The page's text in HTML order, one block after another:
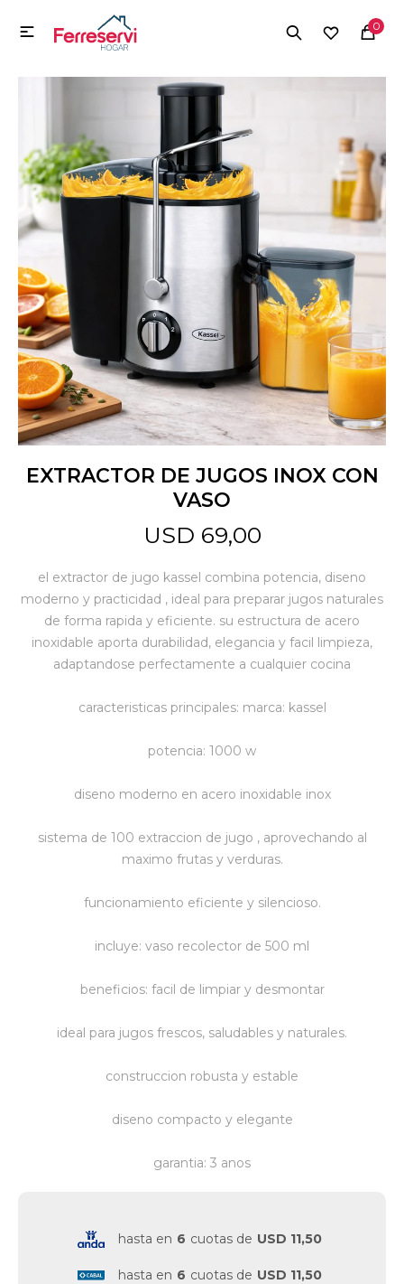
0

EXTRACTOR DE JUGOS INOX CON
VASO
USD 69,00
el extractor de jugo kassel combina potencia, diseno
moderno y practicidad , ideal para preparar jugos naturales
de forma rapida y eficiente. su estructura de acero
inoxidable aporta durabilidad, elegancia y facil limpieza,
adaptandose perfectamente a cualquier cocina
caracteristicas principales: marca: kassel
potencia: 1000 w
diseno moderno en acero inoxidable inox
sistema de 100 extraccion de jugo , aprovechando al
maximo frutas y verduras.
funcionamiento eficiente y silencioso.
incluye: vaso recolector de 500 ml
beneficios: facil de limpiar y desmontar
ideal para jugos frescos, saludables y naturales.
construccion robusta y estable
diseno compacto y elegante
garantia: 3 anos
hasta en 6 cuotas de USD 11,50
hasta en 6 cuotas de USD 11,50
MI CUENTA
Menú Herramientas y Construcción Electrodomésticos
Herramientas y Construcción
Electrodomésticos
Tecnología
Deportes
Camping
Jardín y Aire Libre
Bazar
Juguetes y artículos para bebé
Vestimenta y calzado